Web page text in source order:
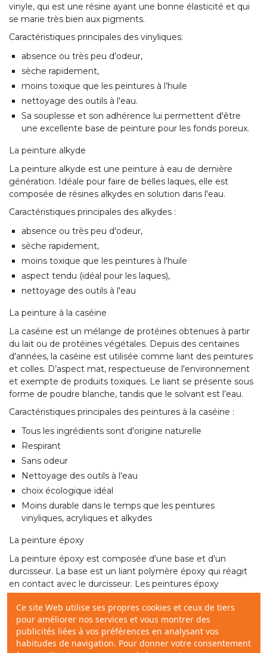
vinyle, qui est une résine ayant une bonne élasticité et qui
se marie très bien aux pigments.
Caractéristiques principales des vinyliques:
absence ou très peu d'odeur,
sèche rapidement,
moins toxique que les peintures à l’huile
nettoyage des outils à l'eau.
Sa souplesse et son adhérence lui permettent d'être
une excellente base de peinture pour les fonds poreux.
La peinture alkyde
La peinture alkyde est une peinture à eau de dernière
génération. Idéale pour faire de belles laques, elle est
composée de résines alkydes en solution dans l'eau.
Caractéristiques principales des alkydes :
absence ou très peu d'odeur,
sèche rapidement,
moins toxique que les peintures à l'huile
aspect tendu (idéal pour les laques),
nettoyage des outils à l'eau
La peinture à la caséine
La caséine est un mélange de protéines obtenues à partir
du lait ou de protéines végétales. Depuis des centaines
d'années, la caséine est utilisée comme liant des peintures
et colles. D’aspect mat, respectueuse de l'environnement
et exempte de produits toxiques. Le liant se présente sous
forme de poudre blanche, tandis que le solvant est l’eau.
Caractéristiques principales des peintures à la caséine :
Tous les ingrédients sont d'origine naturelle
Respirant
Sans odeur
Nettoyage des outils à l'eau
choix écologique idéal
Moins durable dans le temps que les peintures
vinyliques, acryliques et alkydes
La peinture époxy
La peinture époxy est composée d'une base et d'un
durcisseur. La base est un liant polymère époxy qui réagit
en contact avec le durcisseur. Les peintures époxy
permettent la rénovation et la protection des surfaces
formant un revêtement résistant aux trafics. Elles
possèdent une bonne adhérence aux supports poreux tels
que le ciment, le béton, la pierre...Elles sont destinées aux
surfaces soumises à des passages intenses tels quegarage
Ce site Web utilise ses propres cookies et ceux de tiers
pour améliorer nos services et vous montrer des
publicités liées à vos préférences en analysant vos
habitudes de navigation. Pour donner votre consentement